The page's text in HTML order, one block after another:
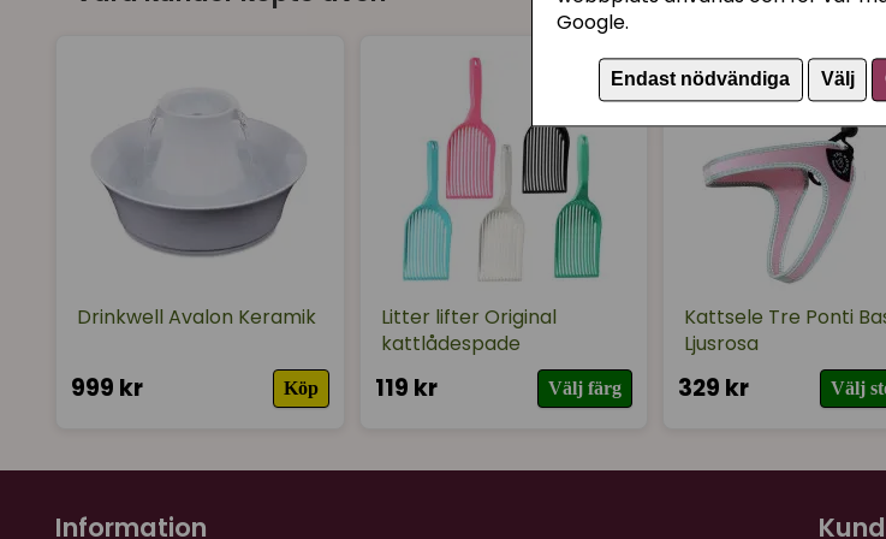
Google.
Endast nödvändiga Välj
Drinkwell Avalon Keramik
999 kr Köp
Litter lifter Original
kattlådespade
119 kr Välj färg
Kattsele Tre Ponti
Ljusrosa
329 kr Välj
Information